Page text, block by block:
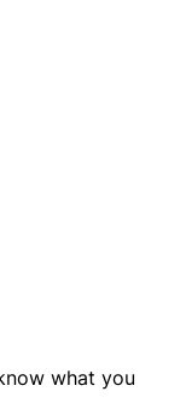
what you